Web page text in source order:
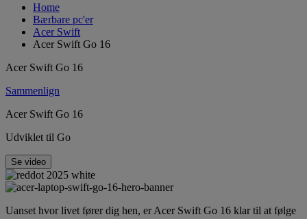
Home
Bærbare pc'er
Acer Swift
Acer Swift Go 16
Acer Swift Go 16
Sammenlign
Acer Swift Go 16
Udviklet til Go
Se video
Uanset hvor livet fører dig hen, er Acer Swift Go 16 klar til at følge